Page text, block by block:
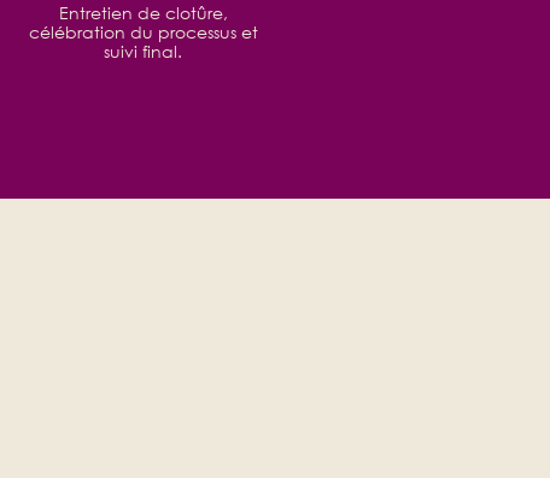
Entretien de clotûre,
célébration du processus et
suivi final.